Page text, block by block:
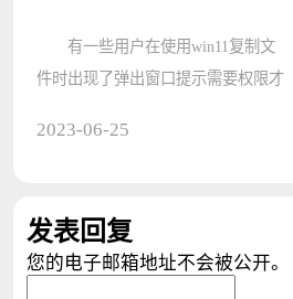
有一些用户在使用win11复制文
件时出现了弹出窗口提示需要权限才
????
2023-06-25
发表回复
您的电子邮箱地址不会被公开。